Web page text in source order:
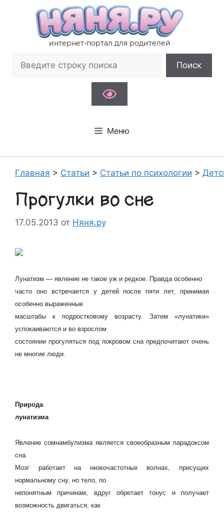
содержимому
интернет-портал для родителей
Поиск
Меню
Главная > Статьи > Статьи по психологии >
Прогулки во сне
17.05.2013 от Няня.ру
Лунатизм — явление не такое уж и редкое. Правда особенно
часто оно встречается у детей после пяти лет, принимая
особенно выраженные
масштабы к подростковому возрасту. Затем «лунатики»
успокаиваются и во взрослом
состоянии прогуляться под покровом сна предпочитают очень
не многие люди.
Природа
лунатизма
Явление сомнамбулизма является своеобразным парадоксом
сна.
Мозг работает на низкочастотных волнах, присущих
нормальному сну, но тело, по
непонятным причинам, вдруг обретает тонус и получает
возможность двигаться, как